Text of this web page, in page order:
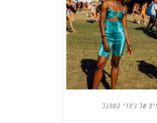
של ג'פרי קמפבל